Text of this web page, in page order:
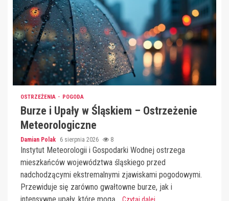
OSTRZEŻENIA POGODA
Burze i Upały w Śląskiem – Ostrzeżenie
Meteorologiczne
Damian Polak 6 sierpnia 2026 8
Instytut Meteorologii i Gospodarki Wodnej ostrzega
mieszkańców województwa śląskiego przed
nadchodzącymi ekstremalnymi zjawiskami pogodowymi.
Przewiduje się zarówno gwałtowne burze, jak i